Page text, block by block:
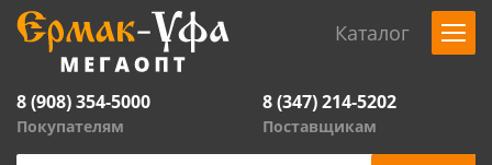
Каталог
8 (908) 354-5000
Покупателям
8 (347) 214-5202
Поставщикам